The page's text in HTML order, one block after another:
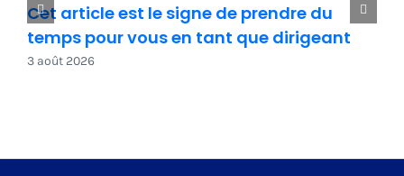
Cet article est le signe de prendre du
temps pour vous en tant que dirigeant
3 août 2026